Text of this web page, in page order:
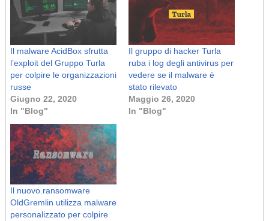
Il malware AcidBox sfrutta
l’exploit del Gruppo Turla
per colpire le organizzazioni
russe
Giugno 22, 2020
In "Blog"
Il gruppo di hacker Turla
ruba i log degli antivirus per
vedere se il malware è
stato rilevato
Maggio 26, 2020
In "Blog"
Il nuovo ransomware
OldGremlin utilizza malware
personalizzato per colpire